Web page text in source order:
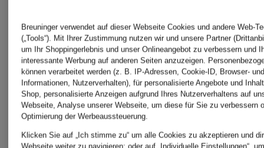
TOMMY
Breuninger verwendet auf dieser Webseite Cookies und andere Web-
(„Tools“). Mit Ihrer Zustimmung nutzen wir und unsere Partner
um Ihr Shoppingerlebnis und unser Onlineangebot zu verbessern und
interessante Werbung auf anderen Seiten anzuzeigen.
können verarbeitet werden (z. B. IP-Adressen, Cookie-ID, Browser-
Informationen, Nutzerverhalten), für personalisierte Angebote und
Shop, personalisierte Anzeigen aufgrund Ihres Nutzerverhaltens auf
Webseite, Analyse unserer Webseite, um diese für Sie zu verbessern
Optimierung der Werbeaussteuerung.
Klicken Sie auf „Ich stimme zu“ um alle Cookies zu akzeptieren und
Webseite weiter zu navigieren; oder auf „Individuelle Einstellungen“,